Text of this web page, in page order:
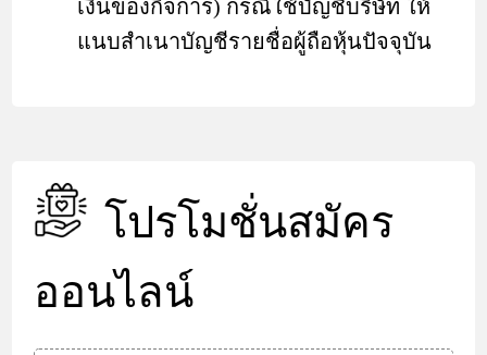
เงินของกิจการ) กรณีใช้บัญชีบริษัท ให้
แนบสำเนาบัญชีรายชื่อผู้ถือหุ้นปัจจุบัน
โปรโมชั่นสมัคร
ออนไลน์